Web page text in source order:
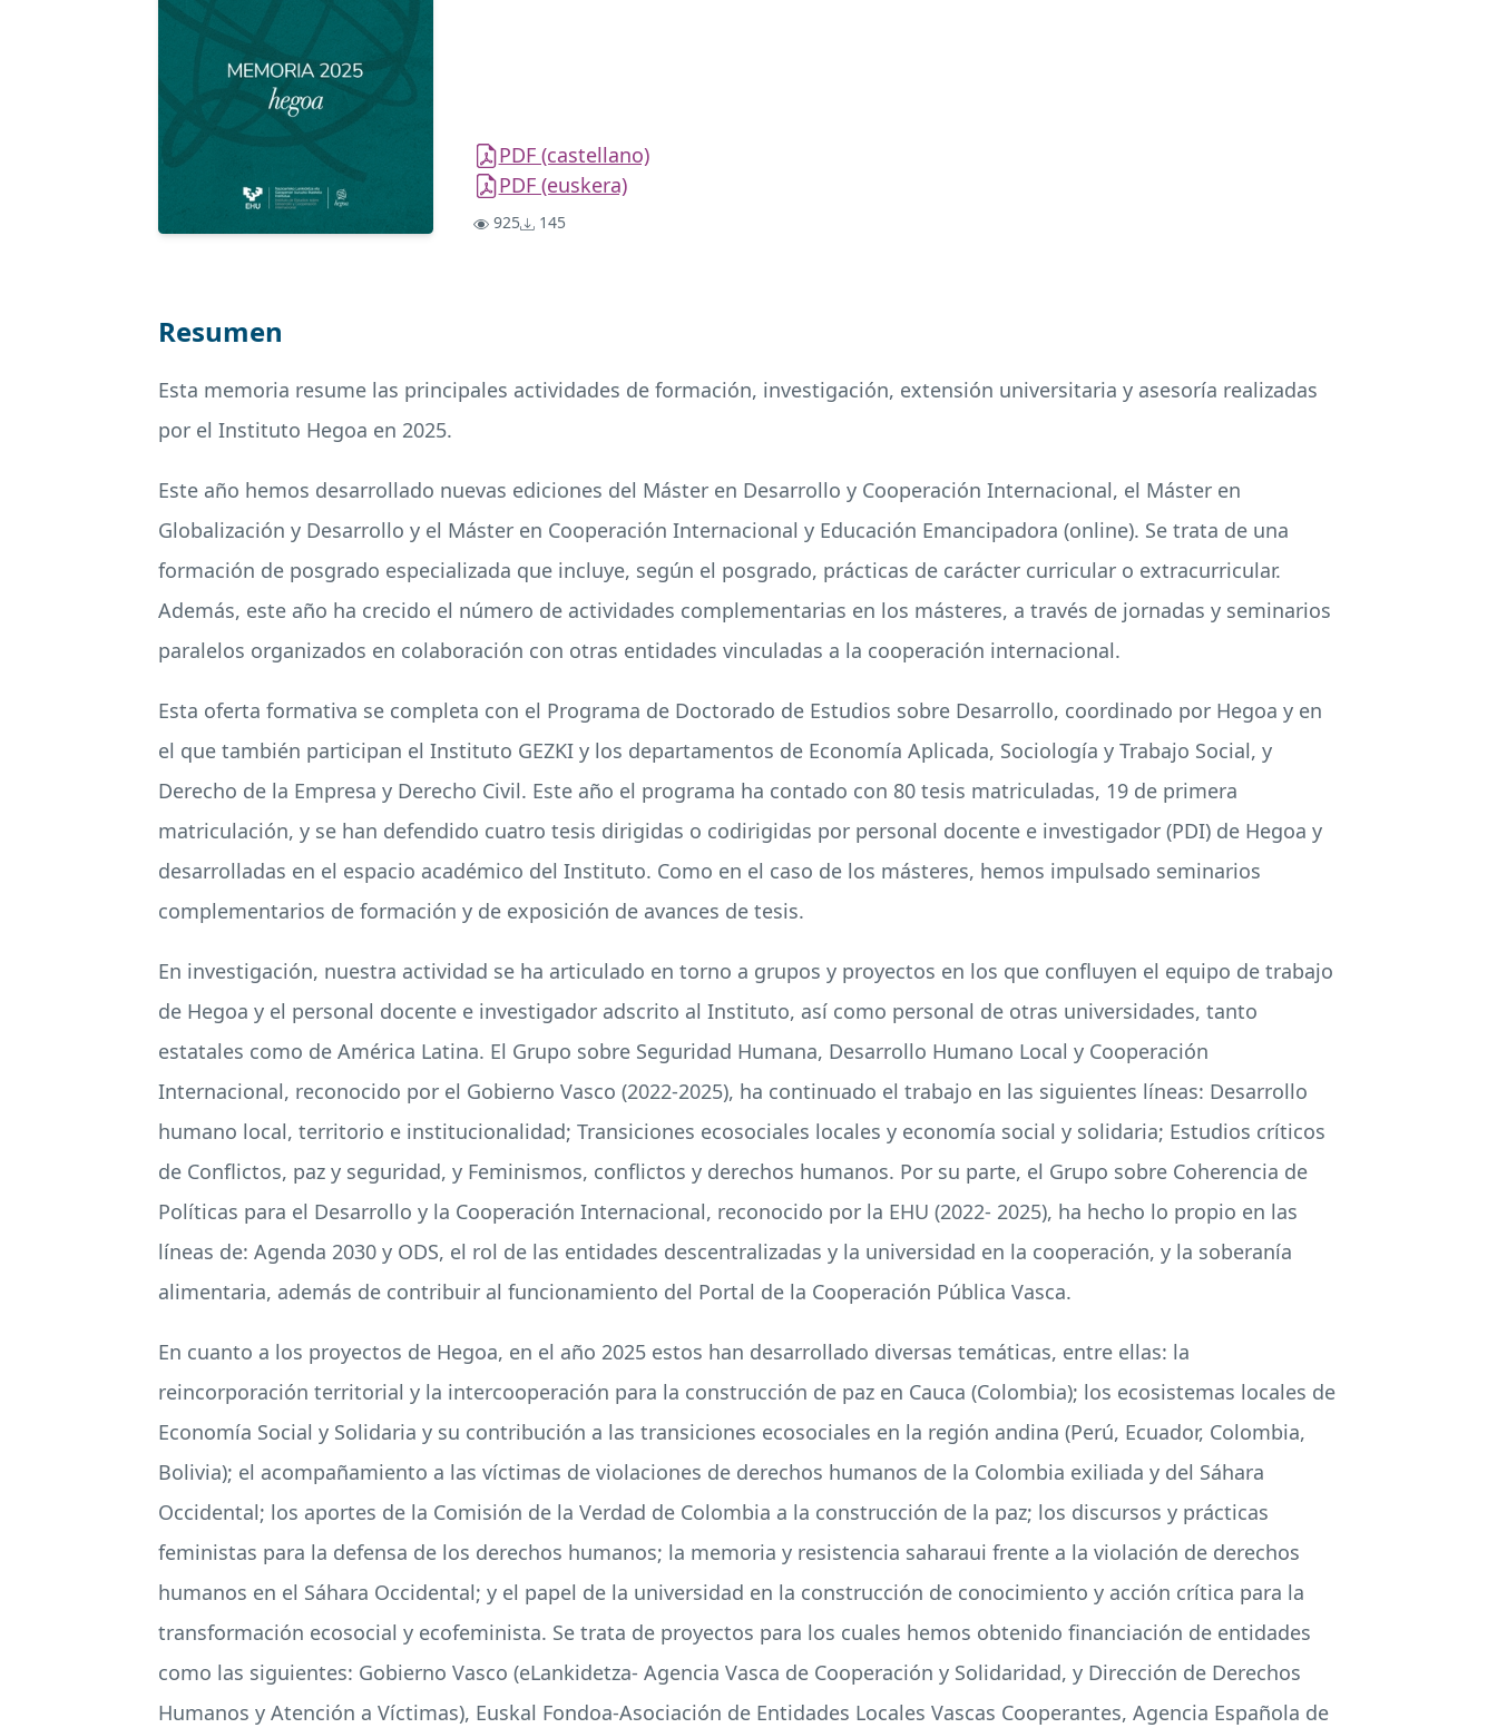
PDF (castellano)
PDF (euskera)
925 145
Resumen
Esta memoria resume las principales actividades de formación, investigación, extensión universitaria y asesoría realizadas
por el Instituto Hegoa en 2025.
Este año hemos desarrollado nuevas ediciones del Máster en Desarrollo y Cooperación Internacional, el Máster en
Globalización y Desarrollo y el Máster en Cooperación Internacional y Educación Emancipadora (online). Se trata de una
formación de posgrado especializada que incluye, según el posgrado, prácticas de carácter curricular o extracurricular.
Además, este año ha crecido el número de actividades complementarias en los másteres, a través de jornadas y seminarios
paralelos organizados en colaboración con otras entidades vinculadas a la cooperación internacional.
Esta oferta formativa se completa con el Programa de Doctorado de Estudios sobre Desarrollo, coordinado por Hegoa y en
el que también participan el Instituto GEZKI y los departamentos de Economía Aplicada, Sociología y Trabajo Social, y
Derecho de la Empresa y Derecho Civil. Este año el programa ha contado con 80 tesis matriculadas, 19 de primera
matriculación, y se han defendido cuatro tesis dirigidas o codirigidas por personal docente e investigador (PDI) de Hegoa y
desarrolladas en el espacio académico del Instituto. Como en el caso de los másteres, hemos impulsado seminarios
complementarios de formación y de exposición de avances de tesis.
En investigación, nuestra actividad se ha articulado en torno a grupos y proyectos en los que confluyen el equipo de trabajo
de Hegoa y el personal docente e investigador adscrito al Instituto, así como personal de otras universidades, tanto
estatales como de América Latina. El Grupo sobre Seguridad Humana, Desarrollo Humano Local y Cooperación
Internacional, reconocido por el Gobierno Vasco (2022-2025), ha continuado el trabajo en las siguientes líneas: Desarrollo
humano local, territorio e institucionalidad; Transiciones ecosociales locales y economía social y solidaria; Estudios críticos
de Conflictos, paz y seguridad, y Feminismos, conflictos y derechos humanos. Por su parte, el Grupo sobre Coherencia de
Políticas para el Desarrollo y la Cooperación Internacional, reconocido por la EHU (2022- 2025), ha hecho lo propio en las
líneas de: Agenda 2030 y ODS, el rol de las entidades descentralizadas y la universidad en la cooperación, y la soberanía
alimentaria, además de contribuir al funcionamiento del Portal de la Cooperación Pública Vasca.
En cuanto a los proyectos de Hegoa, en el año 2025 estos han desarrollado diversas temáticas, entre ellas: la
reincorporación territorial y la intercooperación para la construcción de paz en Cauca (Colombia); los ecosistemas locales de
Economía Social y Solidaria y su contribución a las transiciones ecosociales en la región andina (Perú, Ecuador, Colombia,
Bolivia); el acompañamiento a las víctimas de violaciones de derechos humanos de la Colombia exiliada y del Sáhara
Occidental; los aportes de la Comisión de la Verdad de Colombia a la construcción de la paz; los discursos y prácticas
feministas para la defensa de los derechos humanos; la memoria y resistencia saharaui frente a la violación de derechos
humanos en el Sáhara Occidental; y el papel de la universidad en la construcción de conocimiento y acción crítica para la
transformación ecosocial y ecofeminista. Se trata de proyectos para los cuales hemos obtenido financiación de entidades
como las siguientes: Gobierno Vasco (eLankidetza- Agencia Vasca de Cooperación y Solidaridad, y Dirección de Derechos
Humanos y Atención a Víctimas), Euskal Fondoa-Asociación de Entidades Locales Vascas Cooperantes, Agencia Española de